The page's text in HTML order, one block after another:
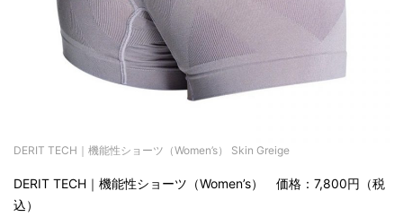
DERIT TECH｜機能性ショーツ（Women’s） Skin Greige
DERIT TECH｜機能性ショーツ（Women’s） 価格：7,800円（税
込）